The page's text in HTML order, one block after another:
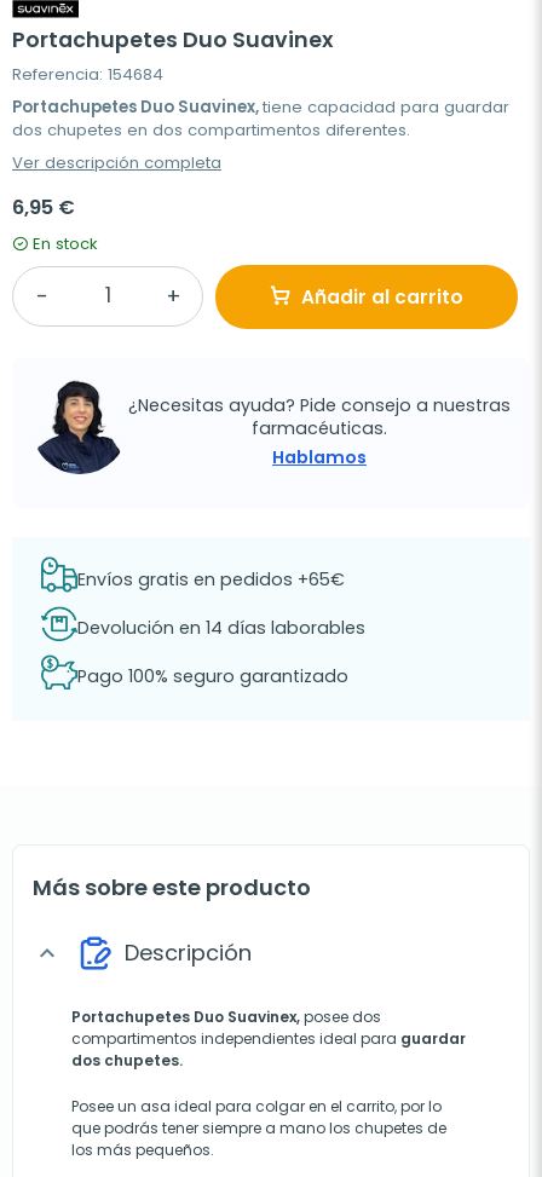
Portachupetes Duo Suavinex
Referencia: 154684
Portachupetes Duo Suavinex,tiene capacidad para guardar
dos chupetes en dos compartimentos diferentes.
Ver descripción completa
6,95 €
En stock
Añadir al carrito
¿Necesitas ayuda? Pide consejo a nuestras
farmacéuticas.
Hablamos
Envíos gratis en pedidos +65€
Devolución en 14 días laborables
Pago 100% seguro garantizado
Más sobre este producto
expand_more Descripción
Portachupetes Duo Suavinex,posee dos
compartimentos independientes ideal para guardar
dos chupetes.
Posee un asa ideal para colgar en el carrito, por lo
que podrás tener siempre a mano los chupetes de
los más pequeños.